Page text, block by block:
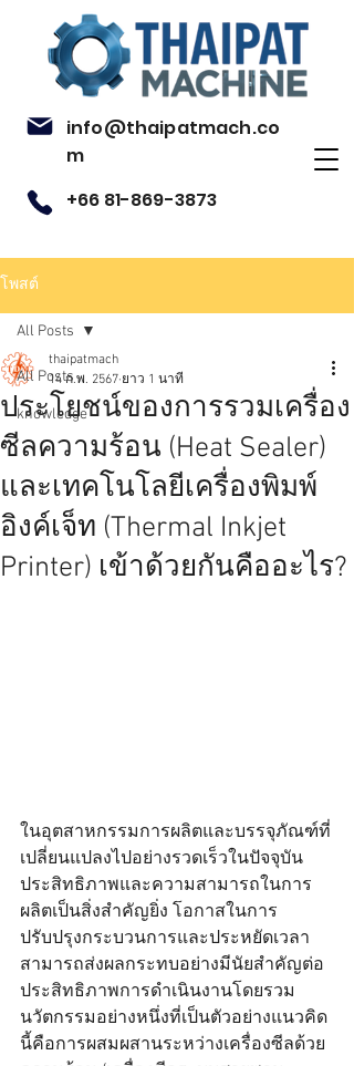
info@thaipatmach.co
m
+66 81-869-3873
โพสต์
All Posts
knowledge
All Posts
ประโยชน์ของการรวมเครื่อง
ซีลความร้อน (Heat Sealer)
และเทคโนโลยีเครื่องพิมพ์
อิงค์เจ็ท (Thermal Inkjet
Printer) เข้าด้วยกันคืออะไร?
thaipatmach
14 ก.พ. 2567 ยาว 1 นาที
ในอุตสาหกรรมการผลิตและบรรจุภัณฑ์ที่
เปลี่ยนแปลงไปอย่างรวดเร็วในปัจจุบัน
ประสิทธิภาพและความสามารถในการ
ผลิตเป็นสิ่งสำคัญยิ่ง โอกาสในการ
ปรับปรุงกระบวนการและประหยัดเวลา
สามารถส่งผลกระทบอย่างมีนัยสำคัญต่อ
ประสิทธิภาพการดำเนินงานโดยรวม
นวัตกรรมอย่างหนึ่งที่เป็นตัวอย่างแนวคิด
นี้คือการผสมผสานระหว่างเครื่องซีลด้วย